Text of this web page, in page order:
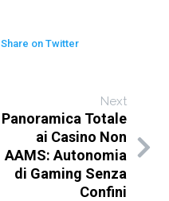
Share on Twitter
Next
Panoramica Totale
ai Casino Non
AAMS: Autonomia
di Gaming Senza
Confini